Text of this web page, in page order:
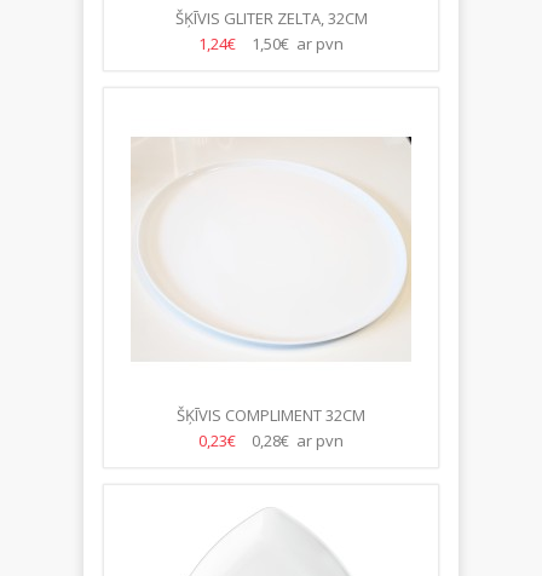
ŠĶĪVIS GLITER ZELTA, 32CM
1,24€
1,50€ ar pvn
ŠĶĪVIS COMPLIMENT 32CM
0,23€
0,28€ ar pvn